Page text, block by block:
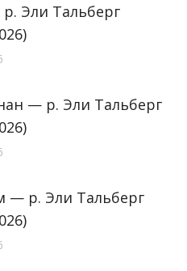
Эли Тальберг
— р. Эли Тальберг
— р. Эли Тальберг